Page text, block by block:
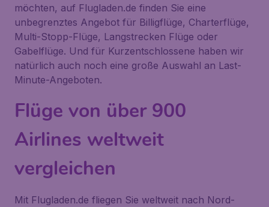
möchten, auf Flugladen.de finden Sie eine
unbegrenztes Angebot für Billigflüge, Charterflüge,
Multi-Stopp-Flüge, Langstrecken Flüge oder
Gabelflüge. Und für Kurzentschlossene haben wir
natürlich auch noch eine große Auswahl an Last-
Minute-Angeboten.
Flüge von über 900
Airlines weltweit
vergleichen
Mit Flugladen.de fliegen Sie weltweit nach Nord-